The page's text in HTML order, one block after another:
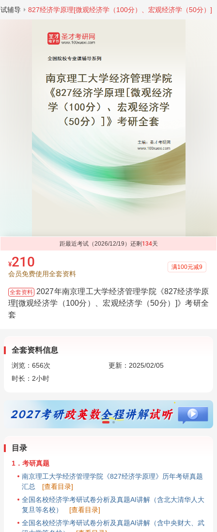
辅导 827经济学原理[微观经济学（100分）、宏观经济学（50分）]
距最近考试（2026/12/19）还剩 134天
¥210
会员免费使用全套资料
满100元减9
全套资料 2027年南京理工大学经济管理学院《827经济学原
理[微观经济学（100分）、宏观经济学（50分）]》考研全
套
全套资料信息
浏览： 656次
更新：2025/02/05
时长：2小时
目录
1．考研真题
南京理工大学经济管理学院《827经济学原理》历年考研真题
汇总
[查看目录]
全国名校经济学考研试卷分析及真题AI讲解（含北大清华人大
复旦等名校）
[查看目录]
全国名校经济学考研试卷分析及真题AI讲解（含中央财大、武